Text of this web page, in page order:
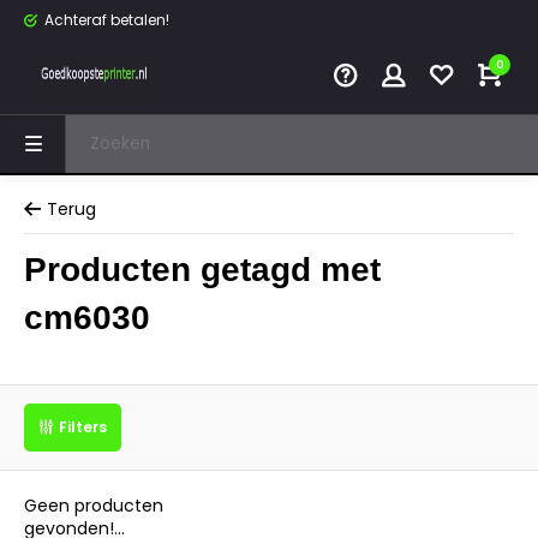
Achteraf betalen!
0
Terug
Producten getagd met
cm6030
Filters
Geen producten
gevonden!...